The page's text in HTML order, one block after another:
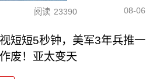
阅读 23390 08-06
短短5秒钟，美军3年兵推一
废！亚太变天